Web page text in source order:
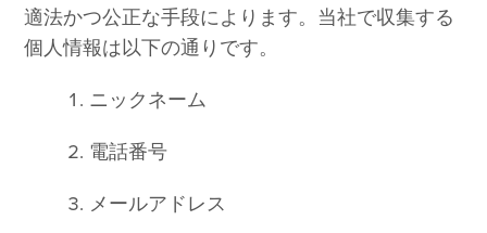
適法かつ公正な手段によります。当社で収集する
個人情報は以下の通りです。
ニックネーム
電話番号
メールアドレス